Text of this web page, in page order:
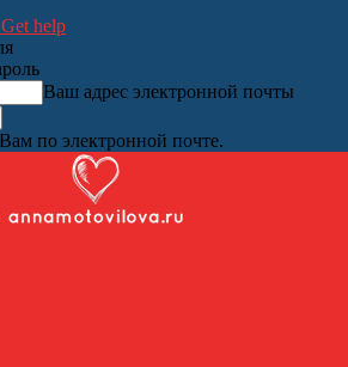
help
Ваш адрес электронной почты
по электронной почте.